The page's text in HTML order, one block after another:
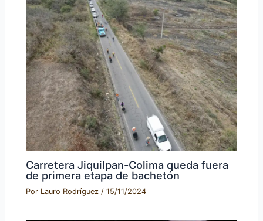
Carretera Jiquilpan-Colima queda fuera
de primera etapa de bachetón
Por Lauro Rodríguez /15/11/2024